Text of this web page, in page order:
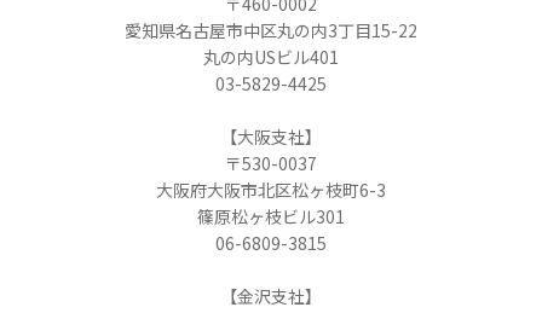
愛知県名古屋市中区丸の内3丁目15-22
丸の内USビル401
03-5829-4425
【大阪支社】
〒530-0037
大阪府大阪市北区松ヶ枝町6-3
篠原松ヶ枝ビル301
06-6809-3815
【金沢支社】